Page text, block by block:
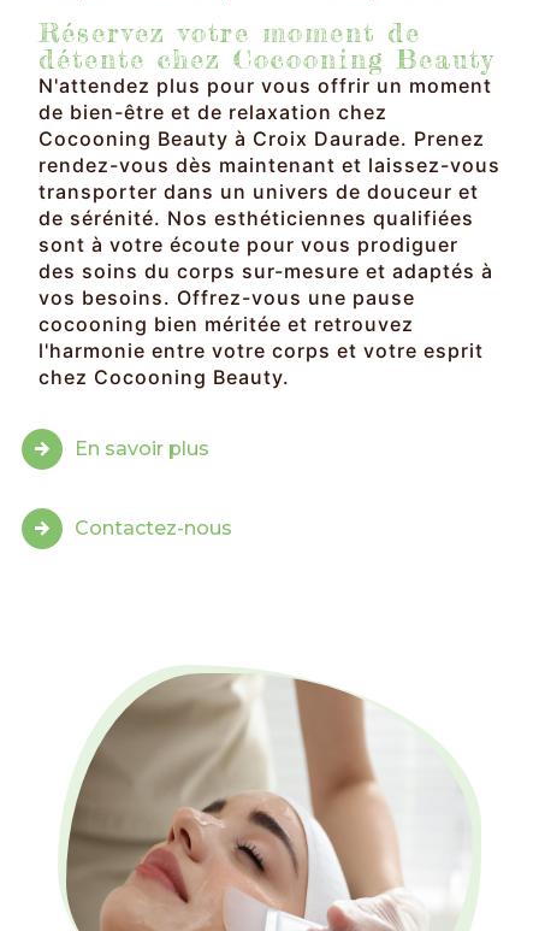
Réservez votre moment de
détente chez Cocooning Beauty
N'attendez plus pour vous offrir un moment
de bien-être et de relaxation chez
Cocooning Beauty à Croix Daurade. Prenez
rendez-vous dès maintenant et laissez-vous
transporter dans un univers de douceur et
de sérénité. Nos esthéticiennes qualifiées
sont à votre écoute pour vous prodiguer
des soins du corps sur-mesure et adaptés à
vos besoins. Offrez-vous une pause
cocooning bien méritée et retrouvez
l'harmonie entre votre corps et votre esprit
chez Cocooning Beauty.
En savoir plus
Contactez-nous